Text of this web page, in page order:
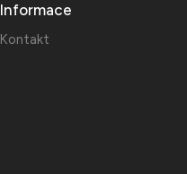
Informace
Kontakt